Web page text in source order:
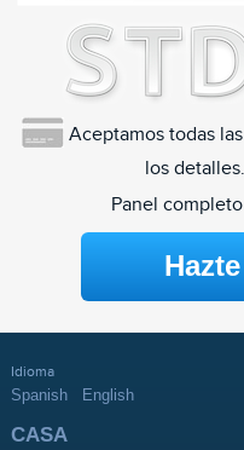
Aceptamos todas
los detalles.
Panel
Idioma
Spanish English
CASA